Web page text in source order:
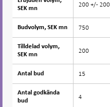
SEK mn
Budvolym, SEK mn
Tilldelad volym,
SEK mn
Antal bud
Antal godkända
bud
SEK mn
200 +/- 200
Budvolym, SEK mn 750
Tilldelad volym,
SEK mn
200
Antal bud 15
Antal godkända
bud
4